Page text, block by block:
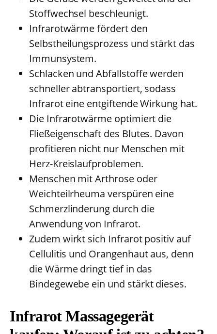
Stoffwechsel beschleunigt.
Infrarotwärme fördert den
Selbstheilungsprozess und stärkt das
Immunsystem.
Schlacken und Abfallstoffe werden
schneller abtransportiert, sodass
Infrarot eine entgiftende Wirkung hat.
Die Infrarotwärme optimiert die
Fließeigenschaft des Blutes. Davon
profitieren nicht nur Menschen mit
Herz-Kreislaufproblemen.
Menschen mit Arthrose oder
Weichteilrheuma verspüren eine
Schmerzlinderung durch die
Anwendung von Infrarot.
Zudem wirkt sich Infrarot positiv auf
Cellulitis und Orangenhaut aus, denn
die Wärme dringt tief in das
Bindegewebe ein und stärkt dieses.
Infrarot Massagegerät